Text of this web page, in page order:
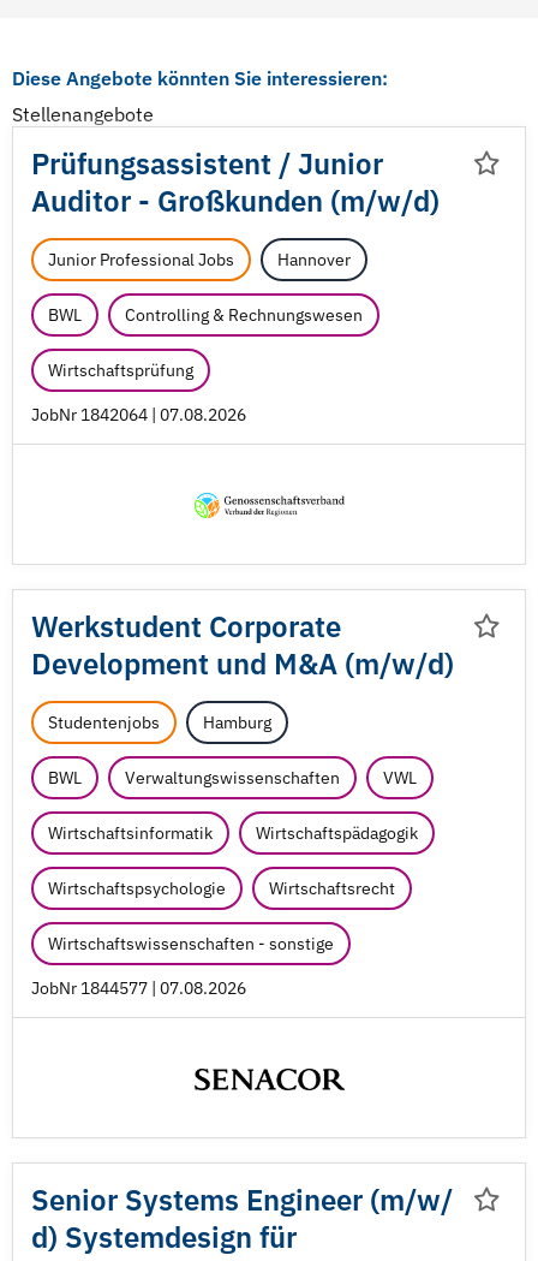
Diese Angebote könnten Sie interessieren:
Stellenangebote
Prüfungsassistent /Junior
Auditor - Großkunden (m/w/d)
Junior Professional Jobs Hannover
BWL Controlling & Rechnungswesen
Wirtschaftsprüfung
JobNr 1842064 | 07.08.2026
Werkstudent Corporate
Development und M&A (m/w/d)
Studentenjobs Hamburg
BWL Verwaltungswissenschaften VWL
Wirtschaftsinformatik Wirtschaftspädagogik
Wirtschaftspsychologie Wirtschaftsrecht
Wirtschaftswissenschaften - sonstige
JobNr 1844577 | 07.08.2026
Senior Systems Engineer (m/w/
d) Systemdesign für